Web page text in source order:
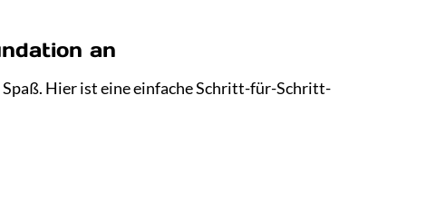
an
Hier ist eine einfache Schritt-für-Schritt-